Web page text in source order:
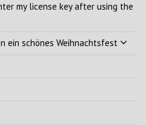
my license key after using the
ein schönes Weihnachtsfest